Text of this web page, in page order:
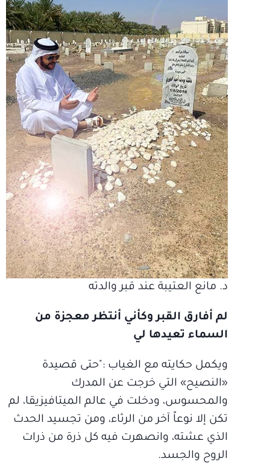
د. مانع العتيبة عند قبر والدته
لم أفارق القبر وكأني أنتظر معجزة من
السماء تعيدها لي
ويكمل حكايته مع الغياب :"حتى قصيدة
«النصيح» التي خرجت عن المدرك
والمحسوس، ودخلت في عالم الميتافيزيقا، لم
تكن إلا نوعاً آخر من الرثاء، ومن تجسيد الحدث
الذي عشته، وانصهرت فيه كل ذرة من ذرات
الروح والجسد.